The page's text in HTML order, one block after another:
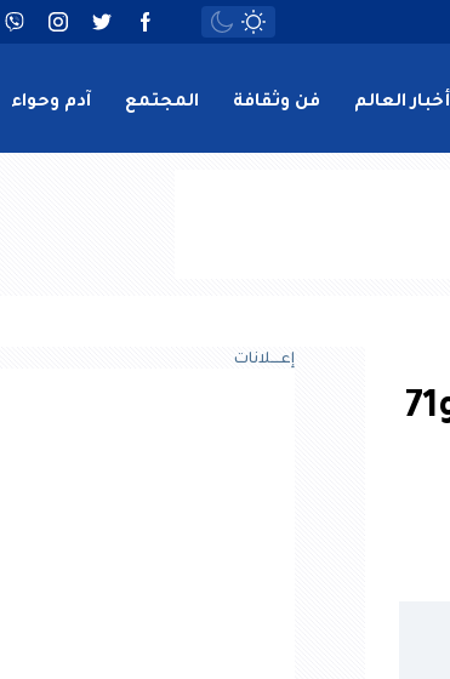
أخبار العالم فن وثقافة المجتمع آدم وحواء
تأجيل محاكمة وزير الشباب والرياضة الأسبق خمري و71
إعــــلانات